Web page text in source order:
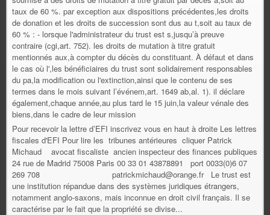
Pour recevoir la lettre d’EFI inscrivez vous en haut à droite Les lettres
fiscales d'EFI Pour lire les tribunes antérieures cliquer Patrick
Michaud avocat fiscaliste ancien inspecteur des finances publiques
24 rue de Madrid 75008 Paris 00 33 01 43878891 port 0033(0)6 07
269 708 patrickmichaud@orange.fr Le trust est
une institution répandue dans des systèmes juridiques étrangers,
notamment anglo-saxons, mais inconnue en droit civil français. Il se
caractérise par le fait que la propriété se divise...